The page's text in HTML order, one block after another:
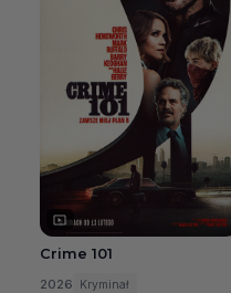
Crime 101
2026 Kryminał